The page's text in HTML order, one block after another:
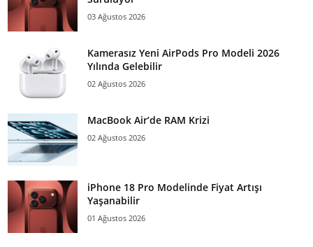
03 Ağustos 2026
Kamerasız Yeni AirPods Pro Modeli 2026
Yılında Gelebilir
02 Ağustos 2026
MacBook Air’de RAM Krizi
02 Ağustos 2026
iPhone 18 Pro Modelinde Fiyat Artışı
Yaşanabilir
01 Ağustos 2026